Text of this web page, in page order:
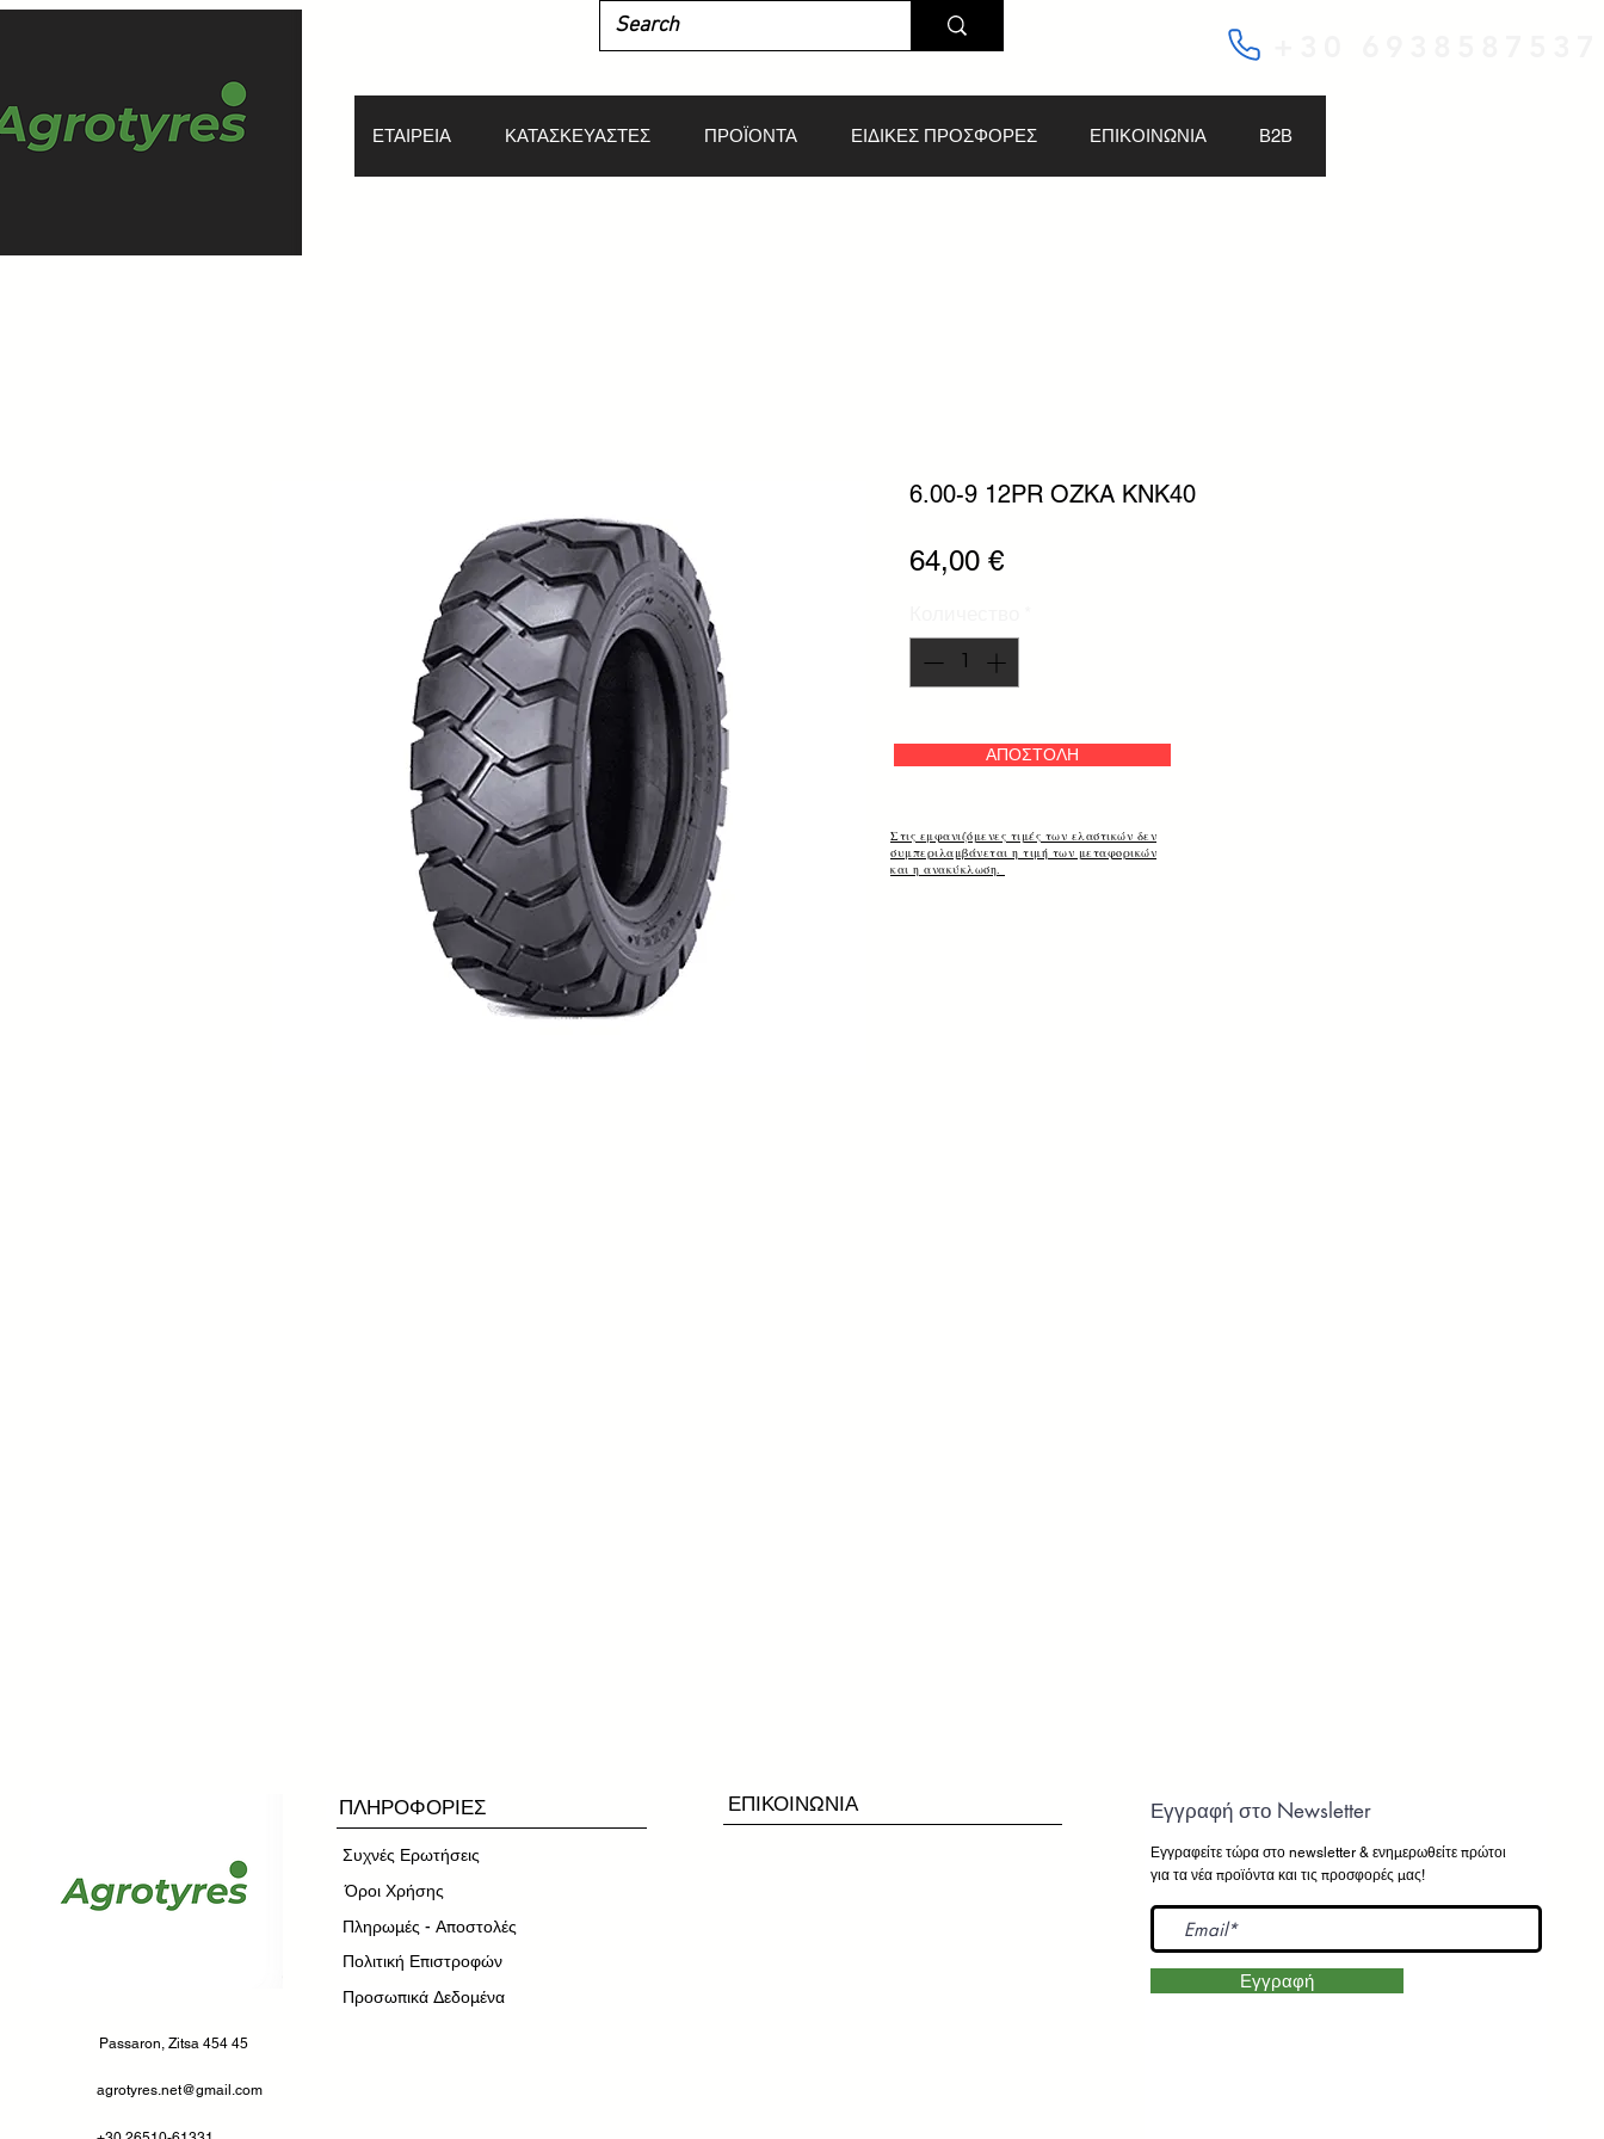
ΕΤΑΙΡΕΙΑ ΚΑΤΑΣΚΕΥΑΣΤΕΣ ΠΡΟΪΟΝΤΑ ΕΙΔΙΚΕΣ ΠΡΟΣΦΟΡΕΣ ΕΠΙΚΟΙΝΩΝΙΑ Β2Β
6.00-9 12PR OZKA KNK40
64,00 €Цена
ΑΠΟΣΤΟΛΗ
Στις εμφανιζόμενες τιμές των ελαστικών δεν
συμπεριλαμβάνεται η τιμή των μεταφορικών
και η ανακύκλωση.
ΠΛΗΡΟΦΟΡΙΕΣ
Συχνές Ερωτήσεις
​Όροι Χρήσης
Πληρωμές - Αποστολές
Πολιτική Επιστροφών
Προσωπικά Δεδομένα
Passaron, Zitsa 454 45
agrotyres.net@gmail.com
ΕΠΙΚΟΙΝΩΝΙΑ Εγγραφή στο Newsletter
Εγγραφείτε τώρα στο newsletter & ενημερωθείτε πρώτοι
για τα νέα προϊόντα και τις προσφορές μας!
Εγγραφή